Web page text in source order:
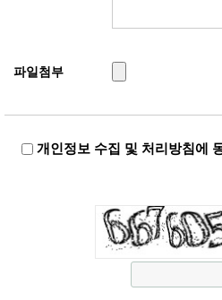
파일첨부
개인정보 수집 및 처리방침에